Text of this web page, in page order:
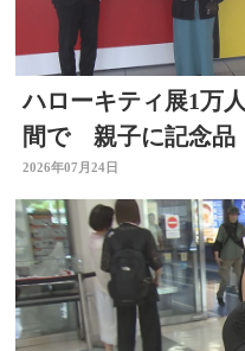
ハローキティ展1万
間で 親子に記念
2026年07月24日